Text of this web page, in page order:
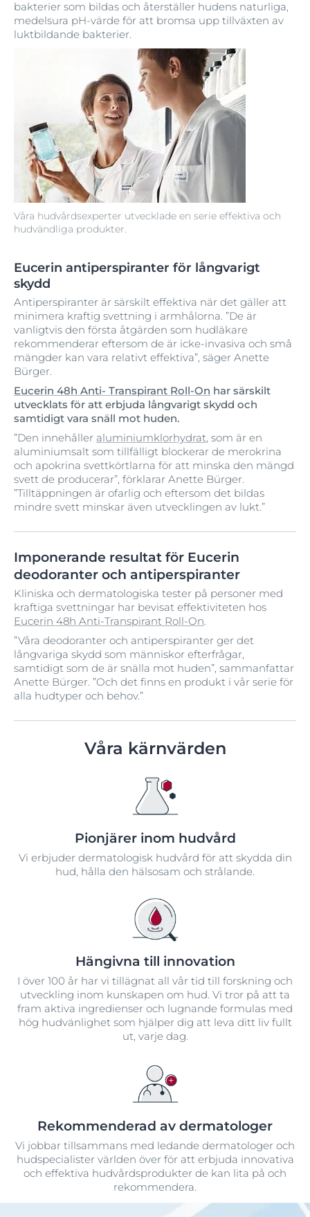
Våra hudvårdsexperter utvecklade en serie effektiva och
hudvändliga produkter.
bakterier som bildas och återställer hudens naturliga,
medelsura pH-värde för att bromsa upp tillväxten av
luktbildande bakterier.
Eucerin antiperspiranter för långvarigt
skydd
Antiperspiranter är särskilt effektiva när det gäller att
minimera kraftig svettning i armhålorna. ”De är
vanligtvis den första åtgärden som hudläkare
rekommenderar eftersom de är icke-invasiva och små
mängder kan vara relativt effektiva”, säger Anette
Bürger.
Eucerin 48h Anti- Transpirant Roll-On har särskilt
utvecklats för att erbjuda långvarigt skydd och
samtidigt vara snäll mot huden.
”Den innehåller aluminiumklorhydrat, som är en
aluminiumsalt som tillfälligt blockerar de merokrina
och apokrina svettkörtlarna för att minska den mängd
svett de producerar”, förklarar Anette Bürger.
”Tilltäppningen är ofarlig och eftersom det bildas
mindre svett minskar även utvecklingen av lukt.”
Imponerande resultat för Eucerin
deodoranter och antiperspiranter
Kliniska och dermatologiska tester på personer med
kraftiga svettningar har bevisat effektiviteten hos
Eucerin 48h Anti-Transpirant Roll-On.
”Våra deodoranter och antiperspiranter ger det
långvariga skydd som människor efterfrågar,
samtidigt som de är snälla mot huden”, sammanfattar
Anette Bürger. ”Och det finns en produkt i vår serie för
alla hudtyper och behov.”
Våra kärnvärden
Pionjärer inom hudvård
Vi erbjuder dermatologisk hudvård för att skydda din
hud, hålla den hälsosam och strålande.
Hängivna till innovation
I över 100 år har vi tillägnat all vår tid till forskning och
utveckling inom kunskapen om hud. Vi tror på att ta
fram aktiva ingredienser och lugnande formulas med
hög hudvänlighet som hjälper dig att leva ditt liv fullt
ut, varje dag.
Rekommenderad av dermatologer
Vi jobbar tillsammans med ledande dermatologer och
hudspecialister världen över för att erbjuda innovativa
och effektiva hudvårdsprodukter de kan lita på och
rekommendera.